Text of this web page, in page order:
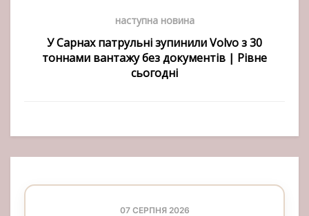
наступна новина
У Сарнах патрульні зупинили Volvo з 30
тоннами вантажу без документів | Рівне
сьогодні
07 СЕРПНЯ 2026